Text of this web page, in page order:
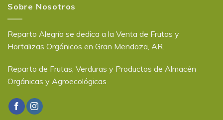
Sobre Nosotros
Reparto Alegría se dedica a la Venta de Frutas y
Hortalizas Orgánicos en Gran Mendoza, AR.
Reparto de Frutas, Verduras y Productos de Almacén
Orgánicas y Agroecológicas